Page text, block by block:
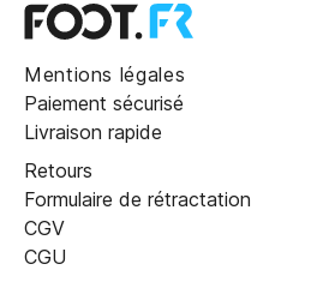
Mentions légales
Paiement sécurisé
Livraison rapide
Retours
Formulaire de rétractation
CGV
CGU